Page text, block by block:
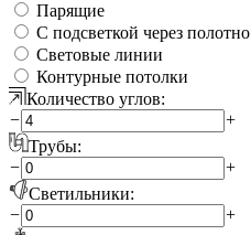
Парящие
С подсветкой через полотно
Световые линии
Контурные потолки
Количество углов:
−
+
Трубы:
−
+
Светильники:
−
+